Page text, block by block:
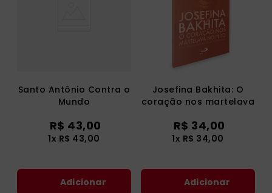
Santo Antônio Contra o
Mundo
R$ 43,00
1x R$ 43,00
Adicionar
Josefina Bakhita: O
coração nos martelava
R$ 34,00
1x R$ 34,00
Adicionar